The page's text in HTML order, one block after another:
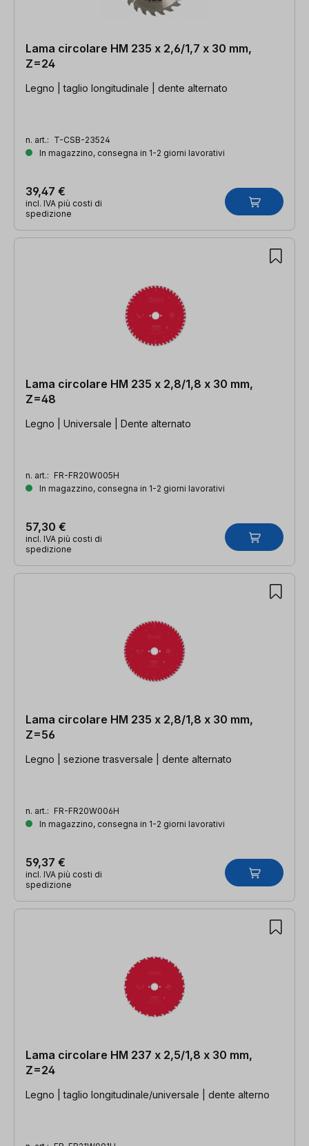
Lama circolare HM 235 x 2,6/1,7 x 30 mm,
Z=24
Legno | taglio longitudinale | dente alternato
n. art.: T-CSB-23524
In magazzino, consegna in 1-2 giorni lavorativi
39,47 €
incl. IVA più costi di
spedizione
Lama circolare HM 235 x 2,8/1,8 x 30 mm,
Z=48
Legno | Universale | Dente alternato
n. art.: FR-FR20W005H
In magazzino, consegna in 1-2 giorni lavorativi
57,30 €
incl. IVA più costi di
spedizione
Lama circolare HM 235 x 2,8/1,8 x 30 mm,
Z=56
Legno | sezione trasversale | dente alternato
n. art.: FR-FR20W006H
In magazzino, consegna in 1-2 giorni lavorativi
59,37 €
incl. IVA più costi di
spedizione
Lama circolare HM 237 x 2,5/1,8 x 30 mm,
Z=24
Legno | taglio longitudinale/universale | dente alterno